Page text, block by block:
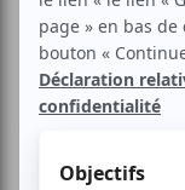
L'univers de
de poésie aux
douce et chaude